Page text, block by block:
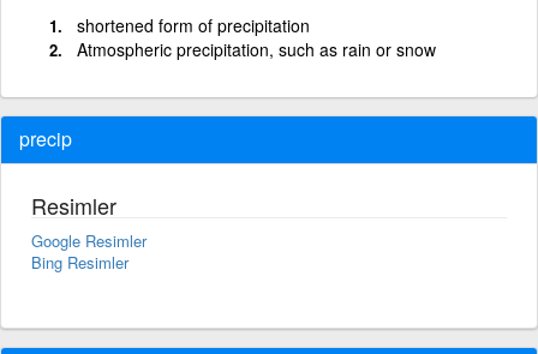
shortened form of precipitation
Atmospheric precipitation, such as rain or snow
precip
Resimler
Google Resimler
Bing Resimler